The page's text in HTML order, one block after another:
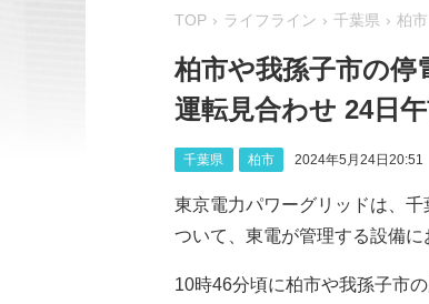
TOP ライフライン 千葉県 柏市
柏市や我孫子市の
運転見合わせ 24日
千葉県 柏市 2024年5月24日20:51
東京電力パワーグリッドは、
ついて、東電が管理する設備に
10時46分頃に柏市や我孫子市